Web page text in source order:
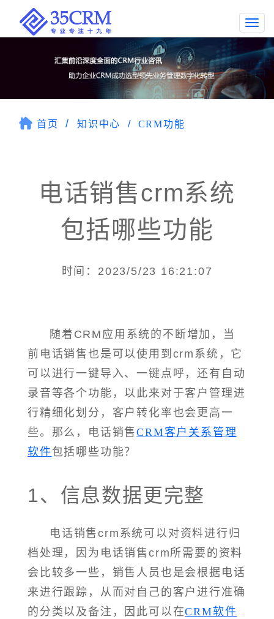
首页 知识中心 CRM功能
电话销售crm系统
包括哪些功能
时间：2023/5/23 16:21:07
随着CRM应用系统的不断增加，当
前电话销售也是可以使用到crm系统，它
可以进行一键导入、一键点呼，还有自动
录音等各个功能，以此来对于客户管理进
行精细化划分，客户转化率也会更高一
些。那么，电话销售CRM客户关系管理
软件包括哪些功能？
1、信息数据更完整
电话销售crm系统可以对资料进行归
档处理，因为电话销售crm所需要的资料
会比较多一些，销售人员也是会根据电话
来进行跟踪，从而对自己的客户进行准确
的分类以及备注，因此可以在CRM软件